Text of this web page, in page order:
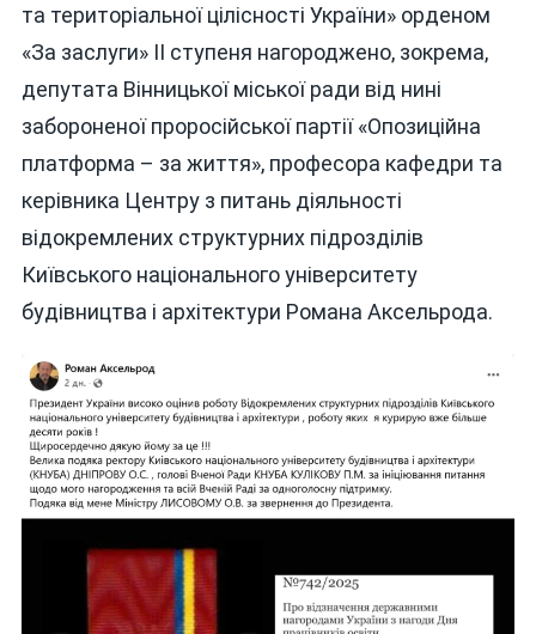
та територіальної цілісності України» орденом
«За заслуги» ІІ ступеня нагороджено, зокрема,
депутата Вінницької міської ради від нині
забороненої проросійської партії «Опозиційна
платформа – за життя», професора кафедри та
керівника Центру з питань діяльності
відокремлених структурних підрозділів
Київського національного університету
будівництва і архітектури Романа Аксельрода.